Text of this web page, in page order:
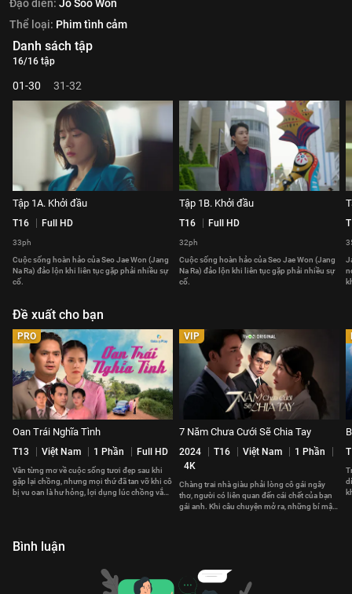
Đạo diễn: Jo Soo Won
Thể loại: Phim tình cảm
Danh sách tập
16/16 tập
01-30 31-32
Tập 1A. Khởi đầu
T16 Full HD
33ph
Cuộc sống hoàn hảo của Seo Jae Won (Jang
Na Ra) đảo lộn khi liên tục gặp phải nhiều sự
cố.
Tập 1B. Khởi đầu
T16 Full HD
32ph
Cuộc sống hoàn hảo của Seo Jae Won (Jang
Na Ra) đảo lộn khi liên tục gặp phải nhiều sự
cố.
Đề xuất cho bạn
PRO
Oan Trái Nghĩa Tình
T13 Việt Nam 1 Phần Full HD
Vân từng mơ về cuộc sống tươi đẹp sau khi
gặp lại chồng, nhưng mọi thứ đã tan vỡ khi cô
bị vu oan là hư hỏng, lợi dụng lúc chồng vắng
VIP
7 Năm Chưa Cưới Sẽ Chia Tay
2024 T16 Việt Nam
1 Phần
4K
Chàng trai nhà giàu phải lòng cô gái ngây
thơ, người có liên quan đến cái chết của bạn
gái anh. Khi câu chuyện mở ra, những bí mật
Bình luận